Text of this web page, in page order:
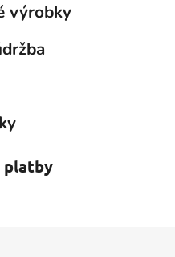
výrobky
platby